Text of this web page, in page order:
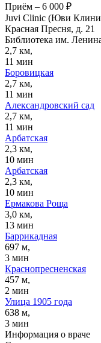
Приём – 6 000 ₽
Juvi Clinic (Юви
Красная Пресня, д. 21
Библиотека им.
2,7 км,
11 мин
Боровицкая
2,7 км,
11 мин
Александровский сад
2,7 км,
11 мин
Арбатская
2,3 км,
10 мин
Арбатская
2,3 км,
10 мин
Ермакова Роща
3,0 км,
13 мин
Баррикадная
697 м,
3 мин
Краснопресненская
457 м,
2 мин
Улица 1905 года
638 м,
3 мин
Информация о враче